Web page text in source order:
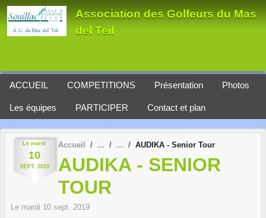
Association des Golfeurs du Mas
del Teil
ACCUEIL COMPETITIONS Présentation Photos
Les équipes PARTICIPER Contact et plan
Le mardi
10
SEPT. 2019
Accueil AUDIKA - Senior Tour
AUDIKA - SENIOR
TOUR
Le mardi 10 sept. 2019
Panneau de gestion des cookies